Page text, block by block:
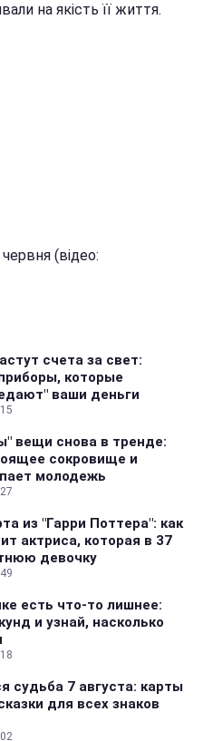
на якість її життя.
(відео:
счета за свет:
которые
ваши деньги
вещи снова в тренде:
сокровище и
молодежь
из "Гарри Поттера": как
актриса, которая в 37
девочку
есть что-то лишнее:
и узнай, насколько
судьба 7 августа: карты
для всех знаков